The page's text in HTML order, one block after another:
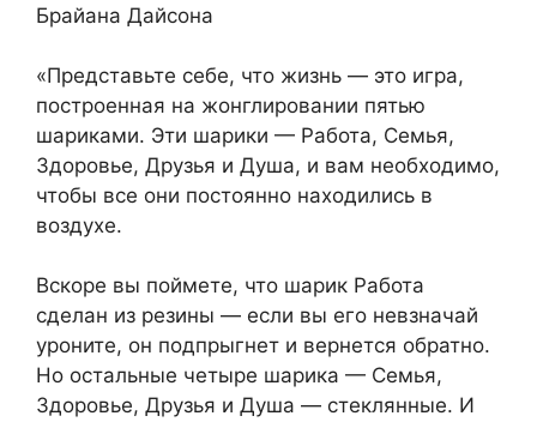
Брайана Дайсона
«Представьте себе, что жизнь — это игра,
построенная на жонглировании пятью
шариками. Эти шарики — Работа, Семья,
Здоровье, Друзья и Душа, и вам необходимо,
чтобы все они постоянно находились в
воздухе.
Вскоре вы поймете, что шарик Работа
сделан из резины — если вы его невзначай
уроните, он подпрыгнет и вернется обратно.
Но остальные четыре шарика — Семья,
Здоровье, Друзья и Душа — стеклянные. И